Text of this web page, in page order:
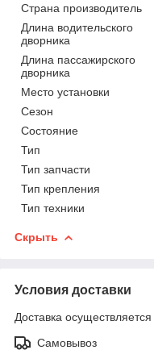
Страна производитель
Длина водительского
дворника
Длина пассажирского
дворника
Место установки
Сезон
Состояние
Тип
Тип запчасти
Тип крепления
Тип техники
Скрыть
Условия доставки
Доставка
Самовывоз